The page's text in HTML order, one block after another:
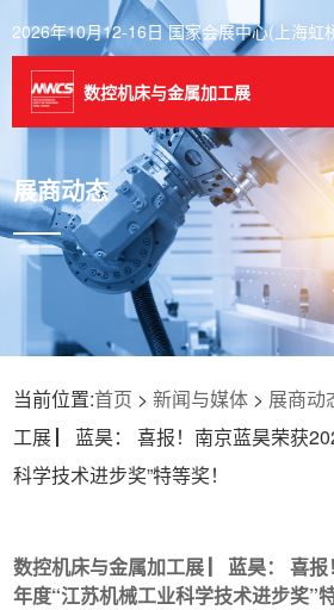
2026年10月12-16日 国家会展中心(上海虹
数控机床与金属加工展
展商动态
当前位置:首页 >新闻与媒体 > 展商动
工展 ▏蓝昊： 喜报！南京蓝昊荣获
科学技术进步奖”特等奖！
数控机床与金属加工展 ▏蓝昊： 喜
年度“江苏机械工业科学技术进步奖”特